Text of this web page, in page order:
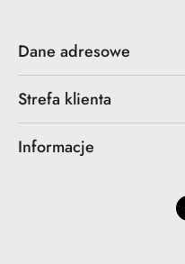
Dane adresowe
Strefa klienta
Informacje